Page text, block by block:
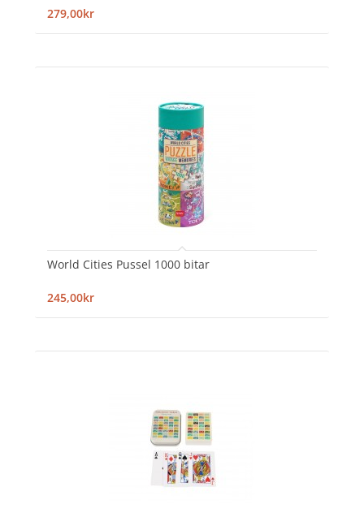
279,00kr
World Cities Pussel 1000 bitar
245,00kr